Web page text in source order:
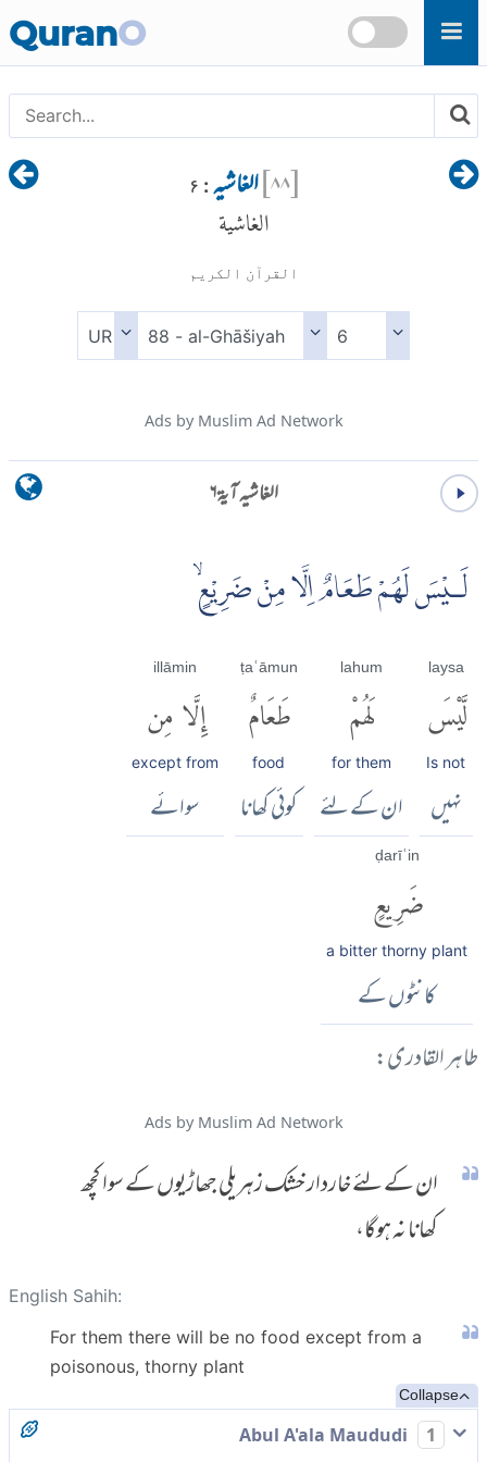
Skip to main content
QuranO
[۸۸]الغاشیہ : ۶
الغاشية
القرآن الكريم
Ads by Muslim Ad Network
الغاشیہ آية ۶
لَـيْسَ لَهُمْ طَعَامٌ اِلَّا مِنْ ضَرِيْعٍۙ
laysa
لَّيْسَ
Is not
نہیں
lahum
لَهُمْ
for them
ان کے لئے
ṭaʿāmun
طَعَامٌ
food
کوئی کھانا
illā min
إِلَّا مِن
except from
سوائے
ḍarīʿin
ضَرِيعٍ
a bitter thorny plant
کانٹوں کے
طاہر القادری:
Ads by Muslim Ad Network
ان کے لئے خاردار خشک زہریلی جھاڑیوں کے سوا کچھ
کھانا نہ ہوگا،
English Sahih:
For them there will be no food except from a
poisonous, thorny plant
Collapse
1